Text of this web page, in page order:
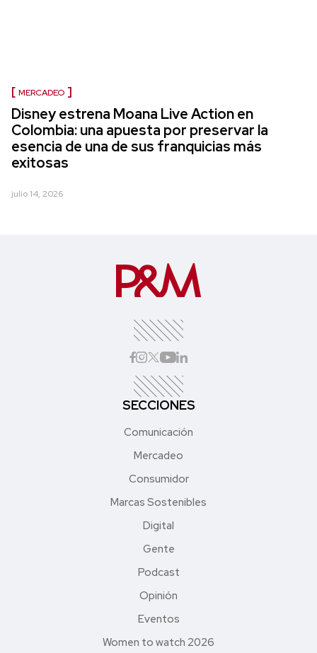
MERCADEO
Disney estrena Moana Live Action en
Colombia: una apuesta por preservar la
esencia de una de sus franquicias más
exitosas
julio 14, 2026
SECCIONES
Comunicación
Mercadeo
Consumidor
Marcas Sostenibles
Digital
Gente
Podcast
Opinión
Eventos
Women to watch 2026